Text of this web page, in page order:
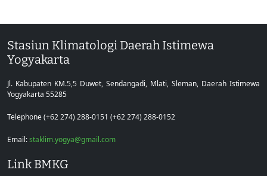
Stasiun Klimatologi Daerah Istimewa
Yogyakarta
Jl. Kabupaten KM.5,5 Duwet, Sendangadi, Mlati, Sleman, Daerah Istimewa
Yogyakarta 55285
Telephone (+62 274) 288-0151 (+62 274) 288-0152
Email:staklim.yogya@gmail.com
Link BMKG